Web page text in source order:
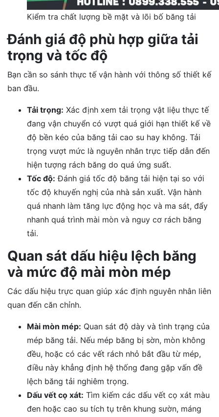
Kiểm tra chất lượng bề mặt và lõi bố băng tải
Đánh giá độ phù hợp giữa tải
trọng và tốc độ
Bạn cần so sánh thực tế vận hành với thông số thiết kế
ban đầu.
Tải trọng: Xác định xem tải trọng vật liệu thực tế
đang vận chuyển có vượt quá giới hạn thiết kế về
độ bền kéo của băng tải cao su hay không. Tải
trọng vượt mức là nguyên nhân trực tiếp dẫn đến
hiện tượng rách băng do quá ứng suất.
Tốc độ: Đánh giá tốc độ băng tải hiện tại so với
tốc độ khuyến nghị của nhà sản xuất. Vận hành
quá nhanh làm tăng lực động học và ma sát, đẩy
nhanh quá trình mài mòn và nguy cơ rách băng
tải.
Quan sát dấu hiệu lệch băng
và mức độ mài mòn mép
Các dấu hiệu trực quan giúp xác định nguyên nhân liên
quan đến căn chỉnh.
Mài mòn mép: Quan sát độ dày và tình trạng của
mép băng tải. Nếu mép băng bị sờn, mòn không
đều, hoặc có các vết rách nhỏ bắt đầu từ mép,
điều này khẳng định hệ thống đang gặp vấn đề
lệch băng tải nghiêm trọng.
Dấu vết cọ xát: Tìm kiếm các dấu vết cọ xát màu
đen hoặc cao su tích tụ trên khung sườn, máng